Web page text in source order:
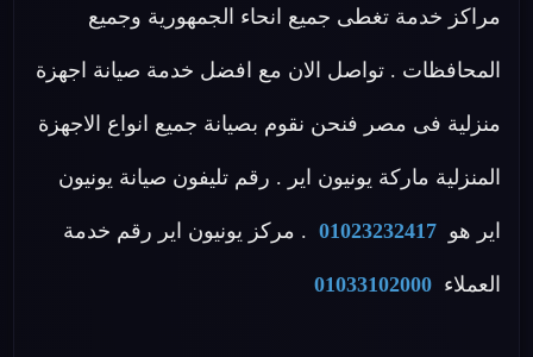
مراكز خدمة تغطى جميع انحاء الجمهورية وجميع
المحافظات . تواصل الان مع افضل خدمة صيانة اجهزة
منزلية فى مصر فنحن نقوم بصيانة جميع انواع الاجهزة
المنزلية ماركة يونيون اير . رقم تليفون صيانة يونيون
اير هو 01023232417 . مركز يونيون اير رقم خدمة
العملاء 01033102000